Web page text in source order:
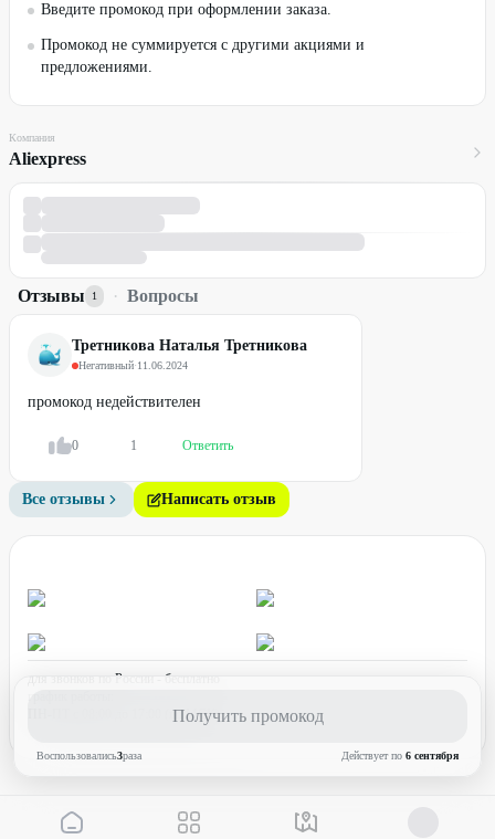
Введите промокод при оформлении заказа.
Промокод не суммируется с другими акциями и
предложениями.
Получить промокод
Воспользовались3раза Действует по 6 сентября
Компания
Aliexpress
Отзывы 1 · Вопросы
Третникова Наталья Третникова
Негативный·11.06.2024
промокод недействителен
0 1 Ответить
Все отзывы Написать отзыв
для звонков по России - бесплатно
ПН-ПТ с 08:00 до 17:00 (по МСК)